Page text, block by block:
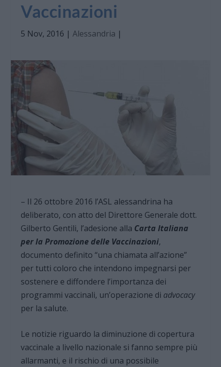
Vaccinazioni
5 Nov, 2016 |Alessandria |
– Il 26 ottobre 2016 l’ASL alessandrina ha
deliberato, con atto del Direttore Generale dott.
Gilberto Gentili, l’adesione alla Carta Italiana
per la Promozione delle Vaccinazioni,
documento definito “una chiamata all’azione”
per tutti coloro che intendono impegnarsi per
sostenere e diffondere l’importanza dei
programmi vaccinali, un’operazione di advocacy
per la salute.
Le notizie riguardo la diminuzione di copertura
vaccinale a livello nazionale si fanno sempre più
allarmanti, e il rischio di una possibile